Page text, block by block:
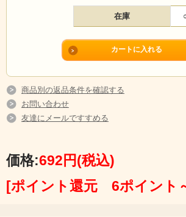
在庫
商品別の返品条件を確認する
お問い合わせ
友達にメールですすめる
価格:692円(税込)
[ポイント還元 6ポイント